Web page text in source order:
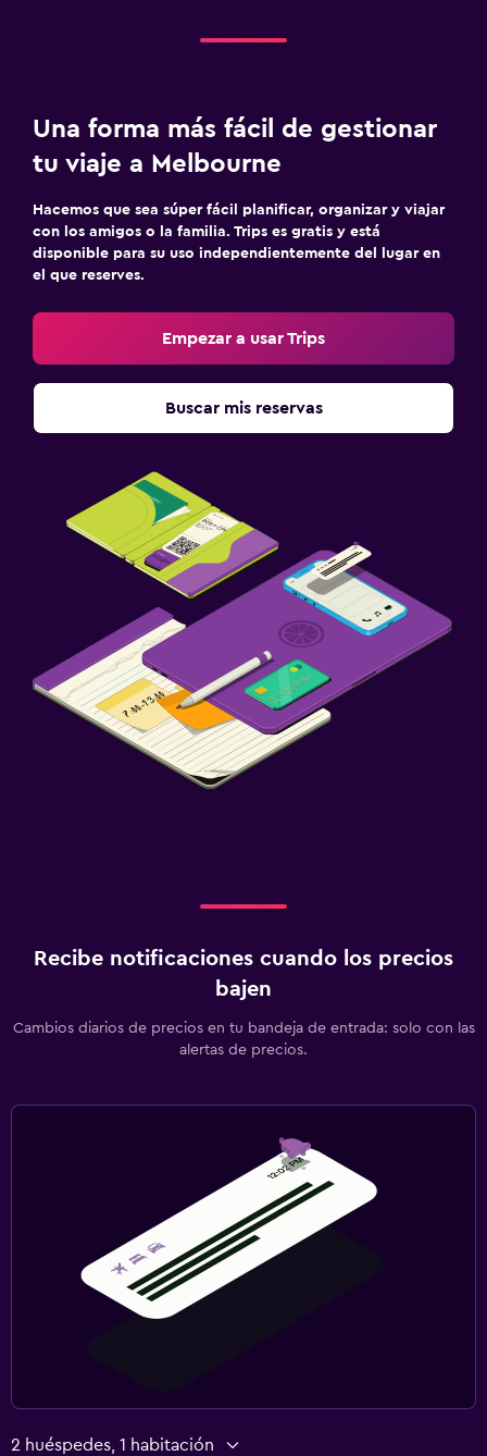
Una forma más fácil de gestionar
tu viaje a Melbourne
Hacemos que sea súper fácil planificar, organizar y viajar
con los amigos o la familia. Trips es gratis y está
disponible para su uso independientemente del lugar en
el que reserves.
Empezar a usar Trips
Buscar mis reservas
Recibe notificaciones cuando los precios
bajen
Cambios diarios de precios en tu bandeja de entrada: solo con las
alertas de precios.
2 huéspedes, 1 habitación